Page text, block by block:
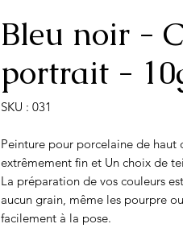
Bleu noir -
portrait -
SKU : 031
Peinture pour porcelaine de
extrêmement fin et Un choix de
La préparation de vos couleurs
aucun grain, même les pourpre
facilement à la pose.